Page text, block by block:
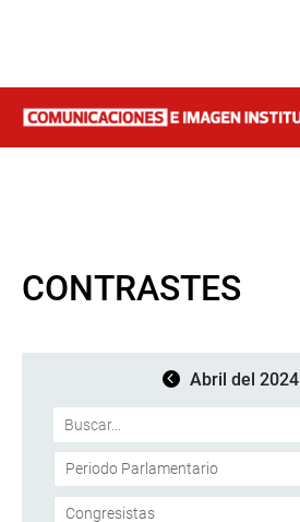
CONTRASTES
Abril del 2024